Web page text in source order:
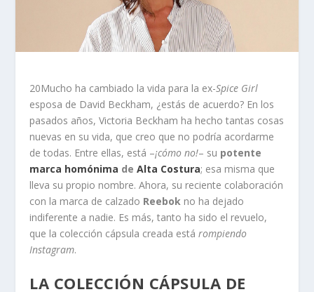
20Mucho ha cambiado la vida para la ex-Spice Girl
esposa de David Beckham, ¿estás de acuerdo? En los
pasados años, Victoria Beckham ha hecho tantas cosas
nuevas en su vida, que creo que no podría acordarme
de todas. Entre ellas, está –¡cómo no!– su potente
marca homónima deAlta Costura; esa misma que
lleva su propio nombre. Ahora, su reciente colaboración
con la marca de calzado Reebok no ha dejado
indiferente a nadie. Es más, tanto ha sido el revuelo,
que la colección cápsula creada estárompiendo
Instagram.
LA COLECCIÓN CÁPSULA DE